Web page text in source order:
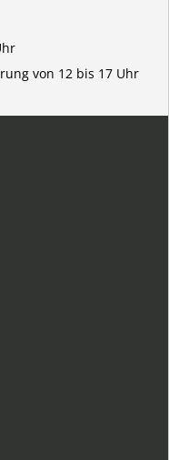
von 12 bis 17 Uhr